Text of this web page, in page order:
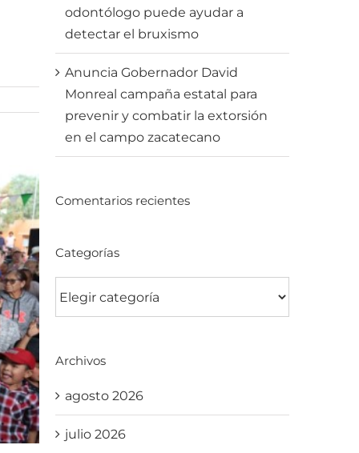
odontólogo puede ayudar a
detectar el bruxismo
Anuncia Gobernador David
Monreal campaña estatal para
prevenir y combatir la extorsión
en el campo zacatecano
Comentarios recientes
Categorías
Archivos
agosto 2026
julio 2026